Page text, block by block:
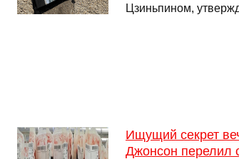
Цзиньпином,
Ищущий секрет
Джонсон перелил